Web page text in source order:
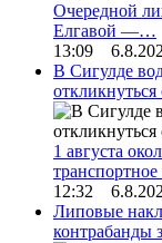
Очередной
Елгавой —…
13:09
В Сигулде
1 августа
12:32
Липовые
контрабанды